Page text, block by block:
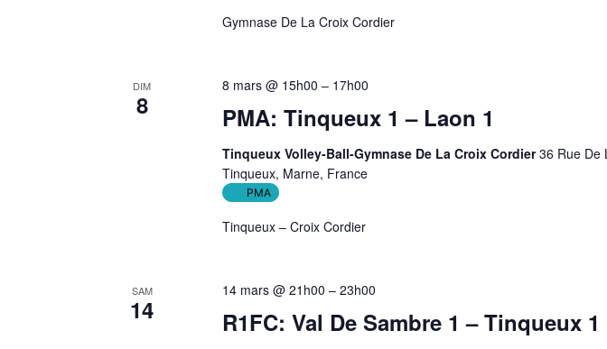
Gymnase De La Croix Cordier
DIM
8 PMA: Tinqueux 1 – Laon 1
8 mars @ 15h00 – 17h00
Tinqueux Volley-Ball-Gymnase De La Croix Cordier36 Rue De
Tinqueux, Marne, France
PMA
Tinqueux – Croix Cordier
SAM
14 R1FC: Val De Sambre 1 – Tinqueux 1
14 mars @ 21h00 – 23h00